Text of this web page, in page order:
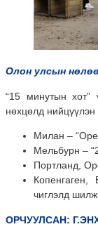
Олон улсын нөлөө
“15 минутын хот”
нөхцөлд нийцүүлэн
Милан –
Мельбурн –
Портланд,
чиглэлд
ОРЧУУЛСАН: